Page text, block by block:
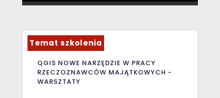
Temat szkolenia
QGIS NOWE NARZĘDZIE W PRACY
RZECZOZNAWCÓW MAJĄTKOWYCH -
WARSZTATY